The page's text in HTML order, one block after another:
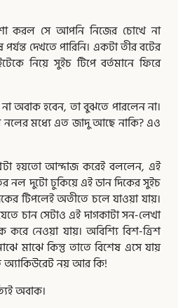
করল সে আপনি নিজের চোখে না
দেখতে পারিনি। একটা তীর বটের
নিয়ে সুইচ টিপে বর্তমানে ফিরে
অবাক হবেন, তা বুঝতে পারলেন না।
নলের মধ্যে এত জাদু আছে নাকি? এও
হয়তো আন্দাজ করেই বললেন, এই
নল দুটো ঢুকিয়ে এই ডান দিকের সুইচ
টিপলেই অতীতে চলে যাওয়া যায়।
চান সেটাও এই দাগকাটা সন-লেখা
করে নেওয়া যায়। অবিশ্যি বিশ-ত্রিশ
মাঝে কিন্তু তাতে বিশেষ এসে যায়
অ্যাকিউরেট নয় আর কি!
অবাক।